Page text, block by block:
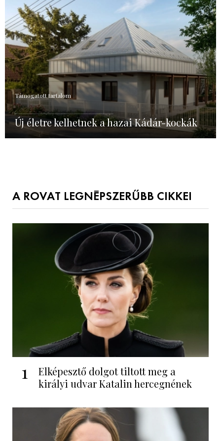
Támogatott tartalom
Új életre kelhetnek a hazai Kádár-kockák
A ROVAT LEGNÉPSZERŰBB CIKKEI
1
Elképesztő dolgot tiltott meg a
királyi udvar Katalin hercegnének